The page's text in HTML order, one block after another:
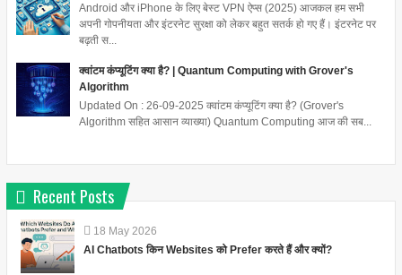
Android और iPhone के लिए बेस्ट VPN ऐप्स (2025) आजकल हम सभी
अपनी गोपनीयता और इंटरनेट सुरक्षा को लेकर बहुत सतर्क हो गए हैं। इंटरनेट पर
बढ़ती स...
क्वांटम कंप्यूटिंग क्या है? | Quantum Computing with Grover's
Algorithm
Updated On : 26-09-2025 क्वांटम कंप्यूटिंग क्या है? (Grover's
Algorithm सहित आसान व्याख्या) Quantum Computing आज की सब...
Recent Posts
18 May 2026
AI Chatbots किन Websites को Prefer करते हैं और क्यों?